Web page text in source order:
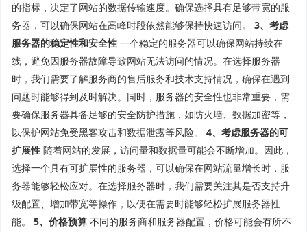
的指标，决定了网站的数据传输速度。确保选择具有足够带宽的服
务器，可以确保网站在高峰时段依然能够保持快速访问。 3、考虑
服务器的稳定性和安全性 一个稳定的服务器可以确保网站持续在
线，避免因服务器故障导致网站无法访问的情况。在选择服务器
时，我们需要了解服务商的售后服务和技术支持情况，确保在遇到
问题时能够得到及时解决。同时，服务器的安全性也非常重要，需
要确保服务器具备足够的安全防护措施，如防火墙、数据加密等，
以保护网站免受黑客攻击和数据泄露等风险。 4、考虑服务器的可
扩展性 随着网站的发展，访问量和数据量可能会不断增加。因此，
选择一个具有可扩展性的服务器，可以确保在网站流量增长时，服
务器能够轻松应对。在选择服务器时，我们需要关注其是否支持升
级配置、增加带宽等操作，以便在需要时能够轻松扩展服务器性
能。 5、价格预算 不同的服务商和服务器配置，价格可能会有所不